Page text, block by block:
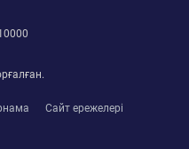
Сайт ережелері